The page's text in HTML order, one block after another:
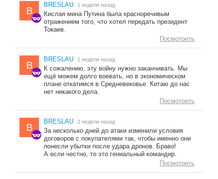
B
BRESLAU 1 неделя назад
Кислая мина Путина была красноречивым
отражением того, что хотел передать президент
Токаев.
Посмотреть
B
BRESLAU 1 неделя назад
К сожалению, эту войну нужно заканчивать. Мы
ещё можем долго воевать, но в экономическом
плане откатимся в Средневековье. Китаю до нас
нет никакого дела.
Посмотреть
B
BRESLAU 2 недели назад
За несколько дней до атаки изменили условия
договоров с покупателями так, чтобы именно они
понесли убытки после удара дронов. Браво!
А если честно, то это гениальный командир.
Посмотреть